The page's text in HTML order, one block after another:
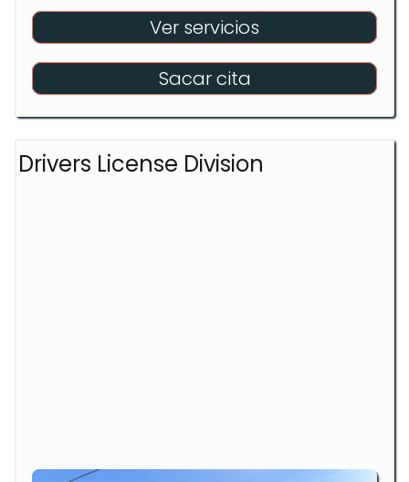
Ver servicios
Sacar cita
Drivers License Division